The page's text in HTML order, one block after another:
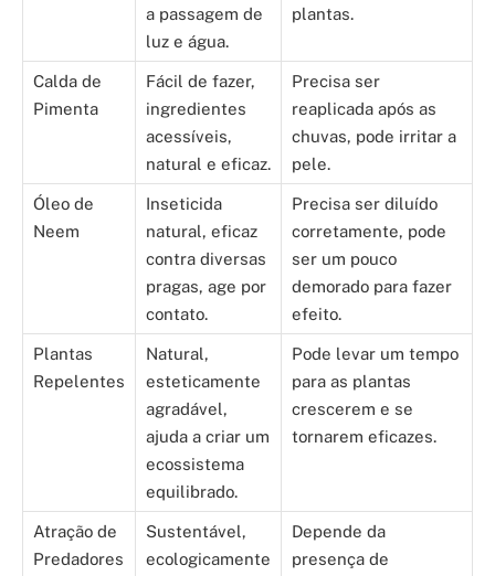
a passagem de
luz e água.
plantas.
Calda de
Pimenta
Fácil de fazer,
ingredientes
acessíveis,
natural e eficaz.
Precisa ser
reaplicada após as
chuvas, pode irritar a
pele.
Óleo de
Neem
Inseticida
natural, eficaz
contra diversas
pragas, age por
contato.
Precisa ser diluído
corretamente, pode
ser um pouco
demorado para fazer
efeito.
Plantas
Repelentes
Natural,
esteticamente
agradável,
ajuda a criar um
ecossistema
equilibrado.
Pode levar um tempo
para as plantas
crescerem e se
tornarem eficazes.
Atração de
Predadores
Sustentável,
ecologicamente
Depende da
presença de